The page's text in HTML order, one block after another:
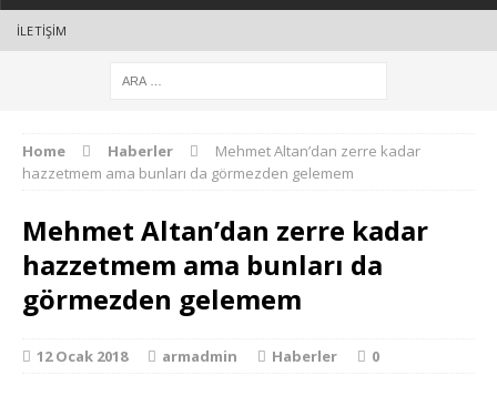
İLETIŞIM
Home Haberler
Mehmet Altan’dan zerre kadar
hazzetmem ama bunları da görmezden gelemem
Mehmet Altan’dan zerre kadar
hazzetmem ama bunları da
görmezden gelemem
12 Ocak 2018 armadmin Haberler 0